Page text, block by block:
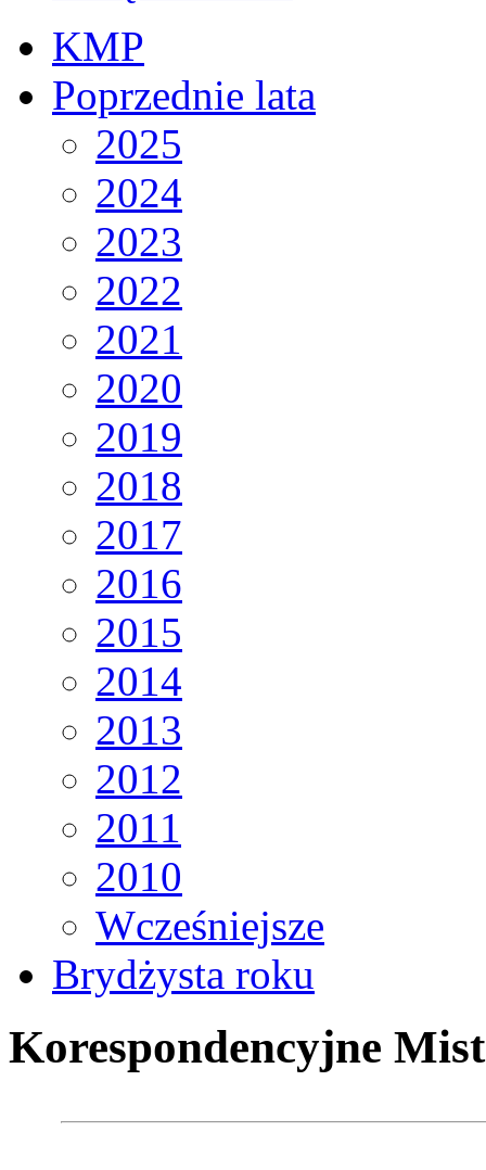
KMP
Poprzednie lata
2025
2024
2023
2022
2021
2020
2019
2018
2017
2016
2015
2014
2013
2012
2011
2010
Wcześniejsze
Brydżysta roku
Korespondencyjne